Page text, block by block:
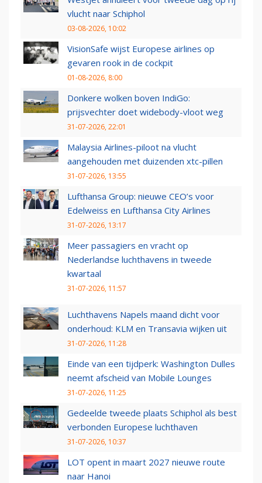
vlucht naar Schiphol
03-08-2026, 10:02
VisionSafe wijst Europese airlines op
gevaren rook in de cockpit
01-08-2026, 8:00
Donkere wolken boven IndiGo:
prijsvechter doet widebody-vloot weg
31-07-2026, 22:01
Malaysia Airlines-piloot na vlucht
aangehouden met duizenden xtc-pillen
31-07-2026, 13:55
Lufthansa Group: nieuwe CEO’s voor
Edelweiss en Lufthansa City Airlines
31-07-2026, 13:17
Meer passagiers en vracht op
Nederlandse luchthavens in tweede
kwartaal
31-07-2026, 11:57
Luchthavens Napels maand dicht voor
onderhoud: KLM en Transavia wijken uit
31-07-2026, 11:28
Einde van een tijdperk: Washington Dulles
neemt afscheid van Mobile Lounges
31-07-2026, 11:25
Gedeelde tweede plaats Schiphol als best
verbonden Europese luchthaven
31-07-2026, 10:37
LOT opent in maart 2027 nieuwe route
naar Hanoi